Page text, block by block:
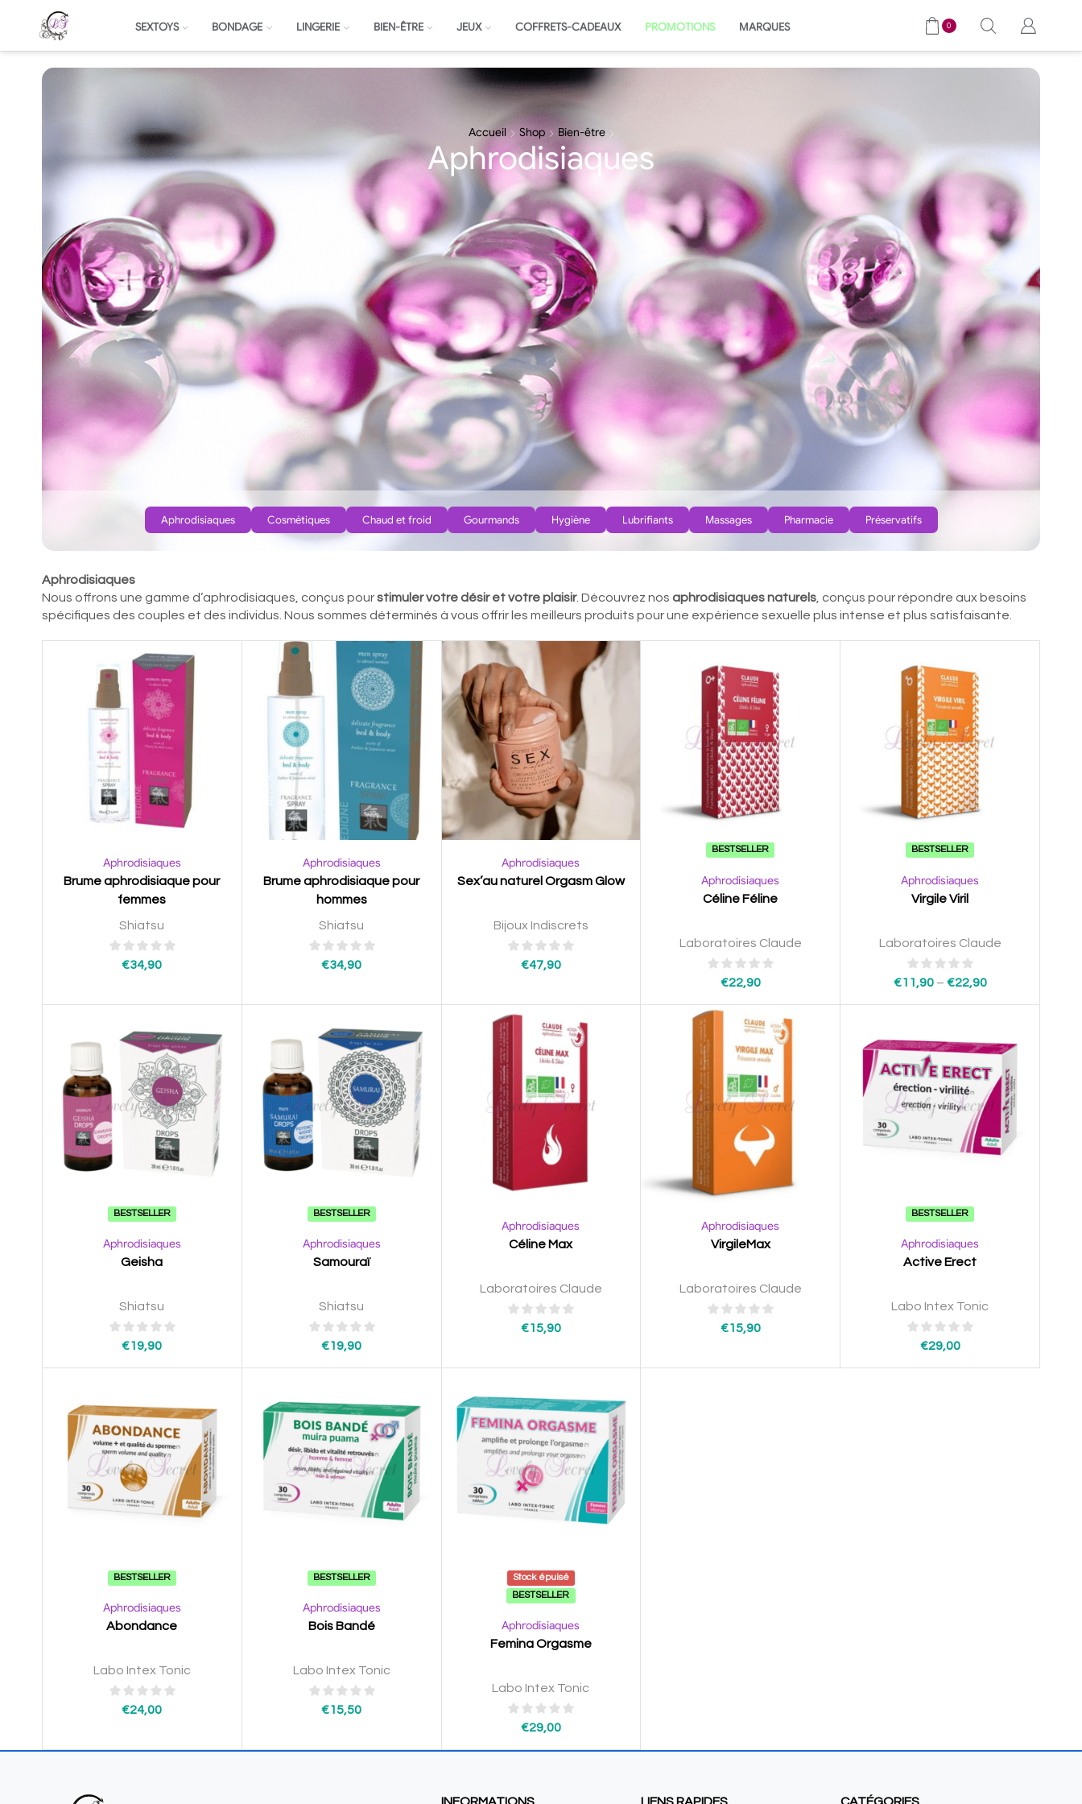
SEXTOYS BONDAGE LINGERIE BIEN-ÊTRE JEUX COFFRETS-CADEAUX PROMOTIONS MARQUES 0
Accueil Shop Bien-être
Aphrodisiaques
Aphrodisiaques Cosmétiques Chaud et froid Gourmands Hygiène Lubrifiants Massages Pharmacie Préservatifs
Aphrodisiaques
Nous offrons une gamme d’aphrodisiaques, conçus pourstimuler votre désir et votre plaisir. Découvrez nos aphrodisiaques naturels , conçus pour répondre aux besoins
spécifiques des couples et des individus. Nous sommes déterminés à vous offrir les meilleurs produits pour une expérience sexuelle plus intense et plus satisfaisante.
Aphrodisiaques
Brume aphrodisiaque pour
femmes
Shiatsu
€34,90
Aphrodisiaques
Brume aphrodisiaque pour
hommes
Shiatsu
€34,90
Aphrodisiaques
Sex’au naturel Orgasm Glow
Bijoux Indiscrets
€47,90
BESTSELLER
Aphrodisiaques
Céline Féline
Laboratoires Claude
€22,90
BESTSELLER
Aphrodisiaques
Virgile Viril
Laboratoires Claude
€11,90– €22,90
BESTSELLER
Aphrodisiaques
Geisha
Shiatsu
€19,90
BESTSELLER
Aphrodisiaques
Samouraï
Shiatsu
€19,90
Aphrodisiaques
Céline Max
Laboratoires Claude
€15,90
Aphrodisiaques
VirgileMax
Laboratoires Claude
€15,90
BESTSELLER
Aphrodisiaques
Active Erect
Labo Intex Tonic
€29,00
BESTSELLER
Aphrodisiaques
Abondance
Labo Intex Tonic
€24,00
BESTSELLER
Aphrodisiaques
Bois Bandé
Labo Intex Tonic
€15,50
Stock épuisé
BESTSELLER
Aphrodisiaques
Femina Orgasme
Labo Intex Tonic
€29,00